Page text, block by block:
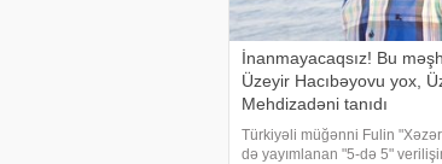
İnanmayacaqsız! Bu
Üzeyir Hacıbəyovu yox,
Mehdizadəni tanıdı
Türkiyəli müğənni Fulin
də yayımlanan "5-də 5"